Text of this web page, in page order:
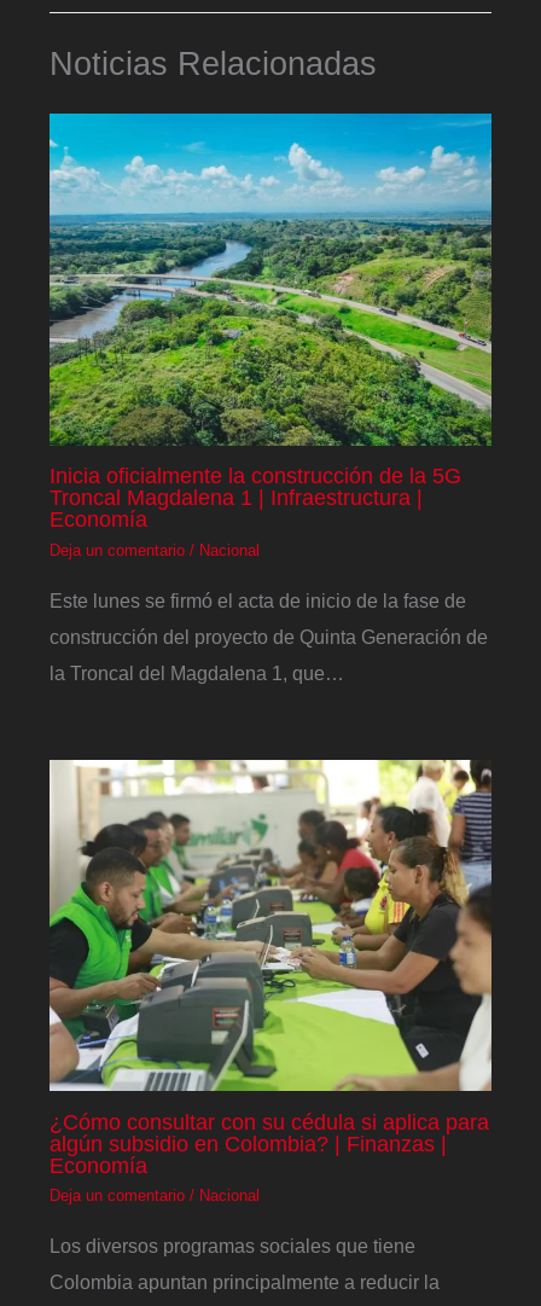
Noticias Relacionadas
Inicia oficialmente la construcción de la 5G
Troncal Magdalena 1 | Infraestructura |
Economía
Deja un comentario / Nacional
Este lunes se firmó el acta de inicio de la fase de
construcción del proyecto de Quinta Generación de
la Troncal del Magdalena 1, que…
¿Cómo consultar con su cédula si aplica para
algún subsidio en Colombia? | Finanzas |
Economía
Deja un comentario / Nacional
Los diversos programas sociales que tiene
Colombia apuntan principalmente a reducir la